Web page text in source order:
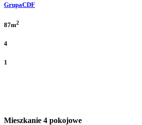
GrupaCDF
87m2
4
1
Mieszkanie 4 pokojowe